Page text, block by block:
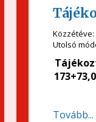
Közzétéve:
Utolsó
Tovább...